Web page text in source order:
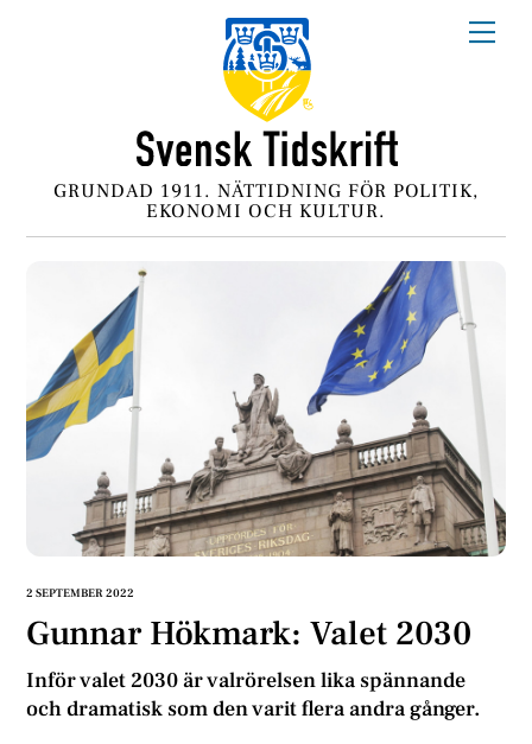
GRUNDAD 1911. NÄTTIDNING FÖR POLITIK,
EKONOMI OCH KULTUR.
2 SEPTEMBER 2022
Gunnar Hökmark: Valet 2030
Inför valet 2030 är valrörelsen lika spännande
och dramatisk som den varit flera andra gånger.